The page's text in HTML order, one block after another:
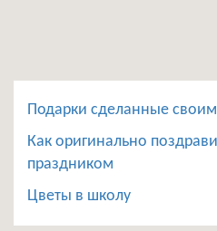
Подарки сделанные
Как оригинально
праздником
Цветы в школу